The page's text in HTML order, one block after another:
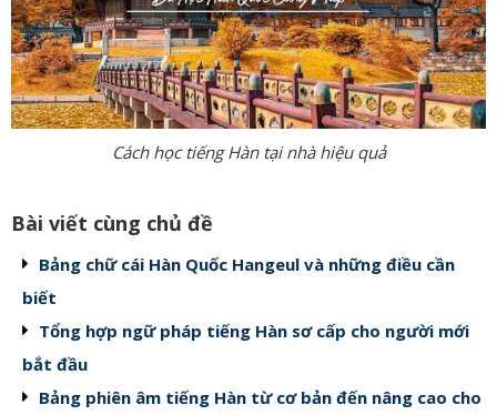
Cách học tiếng Hàn tại nhà hiệu quả
Bài viết cùng chủ đề
Bảng chữ cái Hàn Quốc Hangeul và những điều cần
biết
Tổng hợp ngữ pháp tiếng Hàn sơ cấp cho người mới
bắt đầu
Bảng phiên âm tiếng Hàn từ cơ bản đến nâng cao cho